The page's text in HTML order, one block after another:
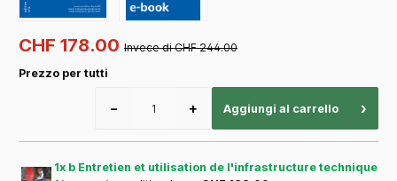
CHF 178.00 Invece di CHF 244.00
Prezzo per tutti
− + Aggiungi al carrello ›
1x b Entretien et utilisation de l'infrastructure technique